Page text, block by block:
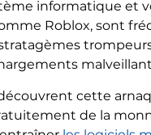
informatique et
Roblox, sont
cette
de la